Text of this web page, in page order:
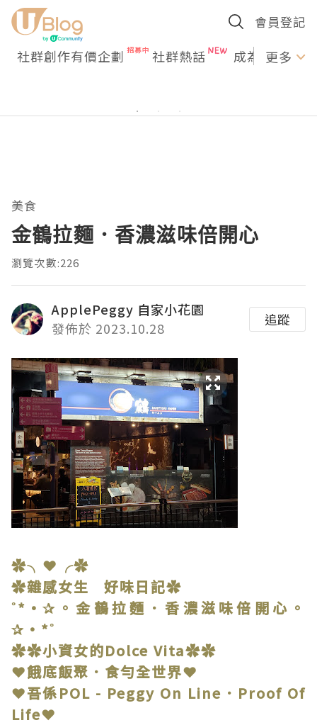
會員登記
社群創作有價企劃 社群熱話 成為U更多
美食
金鶴拉麵．香濃滋味倍開心
瀏覽次數:226
ApplePeggy 自家小花園
發佈於 2023.10.28
追蹤
✿╮❤╭✿
✿雜感女生 好味日記✿
˚*•✰。金鶴拉麵．香濃滋味倍開心。
✰•*˚
✿✿小資女的Dolce Vita✿✿
❤餓底飯聚．食勻全世界❤
❤吾係POL - Peggy On Line．Proof Of
Life❤